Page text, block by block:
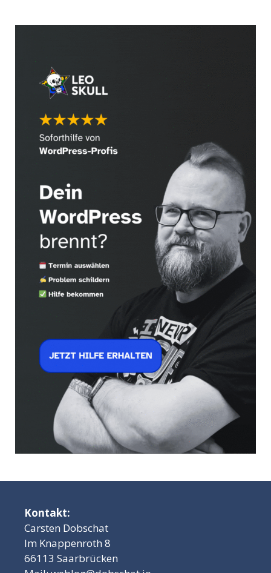
Kontakt:
Carsten Dobschat
Im Knappenroth 8
66113 Saarbrücken